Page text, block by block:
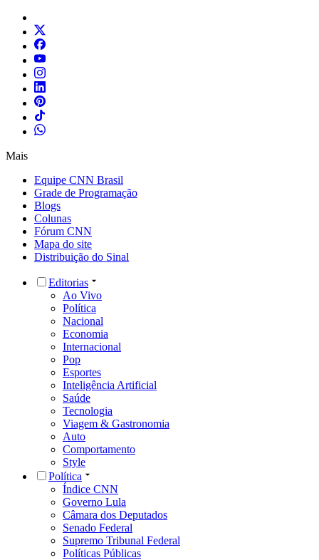
Mais
Equipe CNN Brasil
Grade de Programação
Blogs
Colunas
Fórum CNN
Mapa do site
Distribuição do Sinal
Editorias
Ao Vivo
Política
Nacional
Economia
Internacional
Pop
Esportes
Inteligência Artificial
Saúde
Tecnologia
Viagem & Gastronomia
Auto
Comportamento
Style
Política
Índice CNN
Governo Lula
Câmara dos Deputados
Senado Federal
Supremo Tribunal Federal
Políticas Públicas